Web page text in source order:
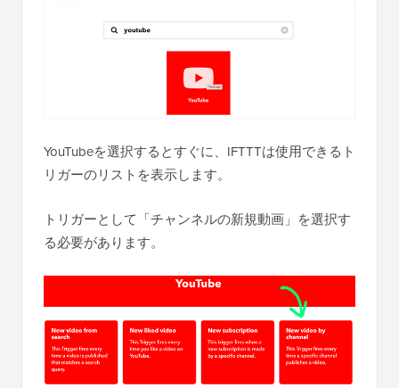
YouTubeを選択するとすぐに、IFTTTは使用できるト
リガーのリストを表示します。
トリガーとして「チャンネルの新規動画」を選択す
る必要があります。